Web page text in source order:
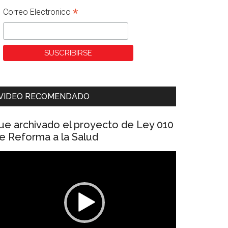
Correo Electronico *
RECOMENDADO
archivado el proyecto de Ley 010
Reforma a la Salud